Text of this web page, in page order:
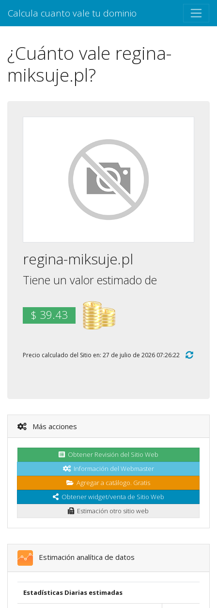
Calcula cuanto vale tu dominio
¿Cuánto vale regina-
miksuje.pl?
regina-miksuje.pl
Tiene un valor estimado de
$ 39.43
Precio calculado del Sitio en: 27 de julio de 2026 07:26:22
Más acciones
Obtener Revisión del Sitio Web
Información del Webmaster
Agregar a catálogo. Gratis
Obtener widget/venta de Sitio Web
Estimación otro sitio web
Estimación analítica de datos
Estadísticas Diarias estimadas